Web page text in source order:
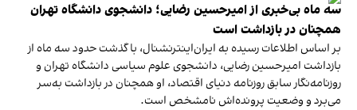
سه ماه بی‌خبری از امیرحسین رضایی؛ دانشجوی دانشگاه تهران
همچنان در بازداشت است
بر اساس اطلاعات رسیده به ایران‌اینترنشنال، با گذشت حدود سه ماه از
بازداشت امیرحسین رضایی، دانشجوی علوم سیاسی دانشگاه تهران و
روزنامه‌نگار سابق روزنامه دنیای اقتصاد، او همچنان در بازداشت به‌سر
می‌برد و وضعیت پرونده‌اش نامشخص است.